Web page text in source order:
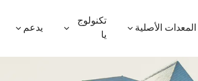
الأصلية
تكنولوج
يا
يدعم